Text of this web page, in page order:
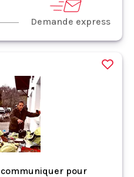
Demande express
communiquer pour